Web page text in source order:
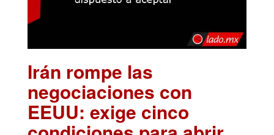
Irán rompe las
negociaciones con
EEUU: exige cinco